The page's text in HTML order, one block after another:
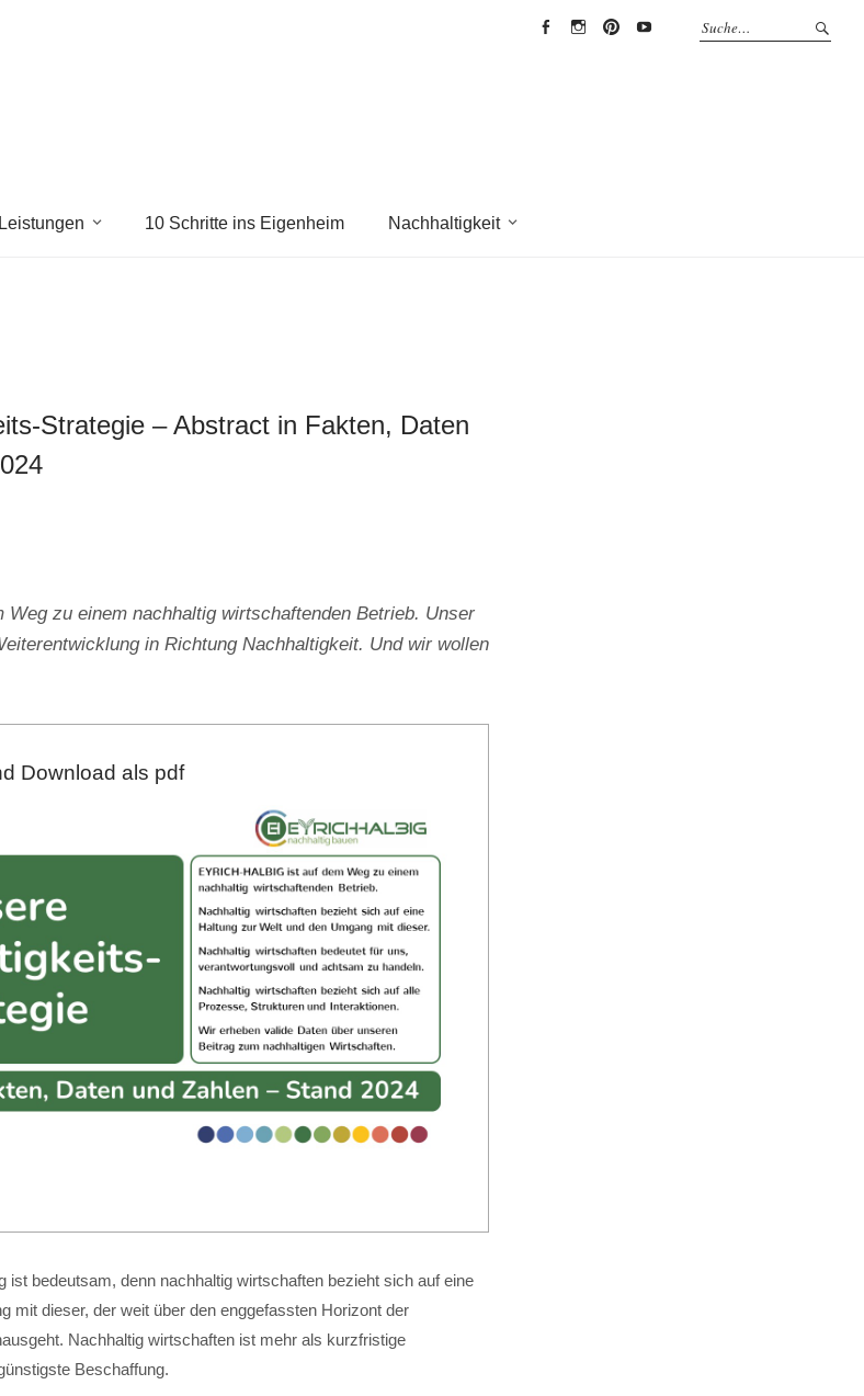
Leistungen 10 Schritte ins Eigenheim Nachhaltigkeit
Strategie – Abstract in Fakten, Daten
Weg zu einem nachhaltig wirtschaftenden Betrieb. Unser
in Richtung Nachhaltigkeit. Und wir wollen
Download als pdf
ist bedeutsam, denn nachhaltig wirtschaften bezieht sich auf eine
mit dieser, der weit über den enggefassten Horizont der
Nachhaltig wirtschaften ist mehr als kurzfristige
Beschaffung.